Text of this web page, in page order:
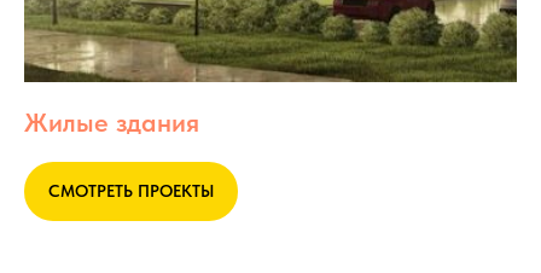
Жилые здания
СМОТРЕТЬ ПРОЕКТЫ